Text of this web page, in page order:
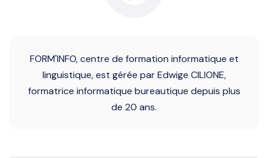
FORM'INFO, centre de formation informatique et
linguistique, est gérée par Edwige CILIONE,
formatrice informatique bureautique depuis plus
de 20 ans.